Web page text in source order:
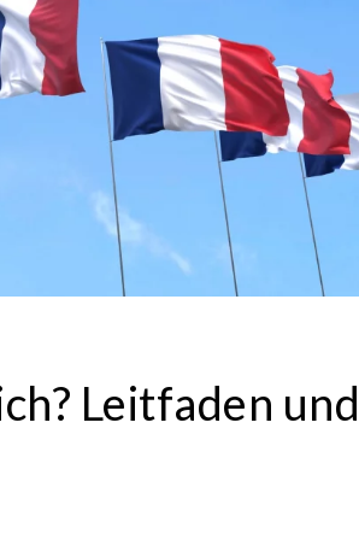
Leitfaden und